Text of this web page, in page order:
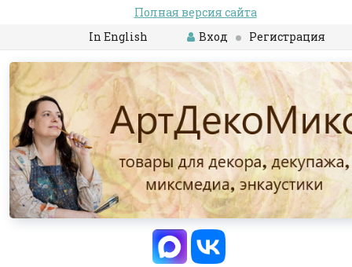
Полная версия сайта
In English
Вход Регистрация